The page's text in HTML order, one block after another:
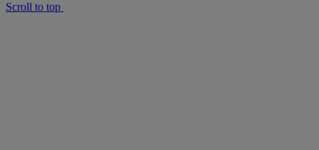
Scroll to top